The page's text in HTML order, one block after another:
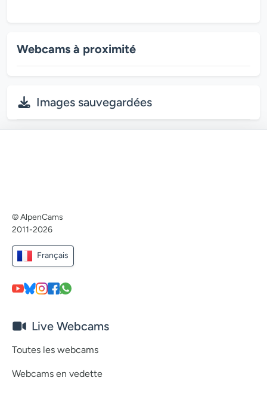
Webcams à proximité
Images sauvegardées
© AlpenCams
2011-2026
Français
Live Webcams
Toutes les webcams
Webcams en vedette